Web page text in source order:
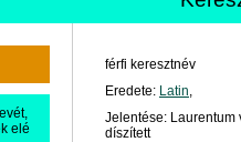
elé
férfi keresztnév
Eredete: Latin,
Jelentése: Laurentum
díszített